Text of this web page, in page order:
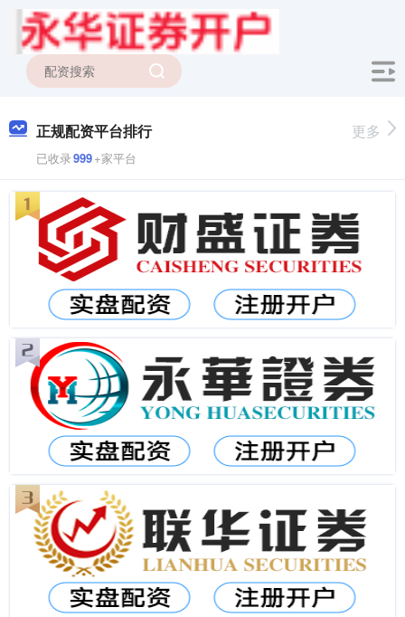
正规配资平台排行
已收录999+家平台
更多